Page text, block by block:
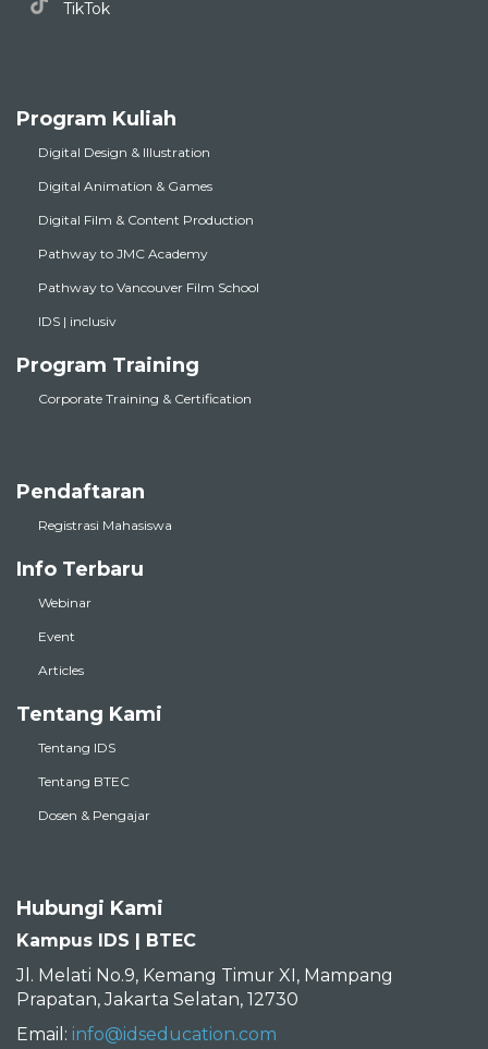
TikTok
Program Kuliah
Digital Design & Illustration
Digital Animation & Games
Digital Film & Content Production
Pathway to JMC Academy
Pathway to Vancouver Film School
IDS | inclusiv
Program Training
Corporate Training & Certification
Pendaftaran
Registrasi Mahasiswa
Info Terbaru
Webinar
Event
Articles
Tentang Kami
Tentang IDS
Tentang BTEC
Dosen & Pengajar
Hubungi Kami
Kampus IDS | BTEC
Jl. Melati No.9, Kemang Timur XI, Mampang
Prapatan, Jakarta Selatan, 12730
Email: info@idseducation.com